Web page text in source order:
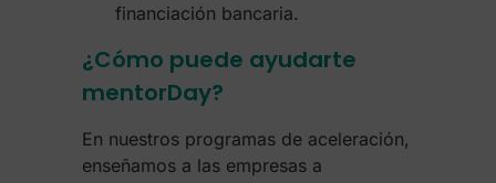
financiación bancaria.
¿Cómo puede ayudarte
mentorDay?
En nuestros programas de aceleración,
enseñamos a las empresas a